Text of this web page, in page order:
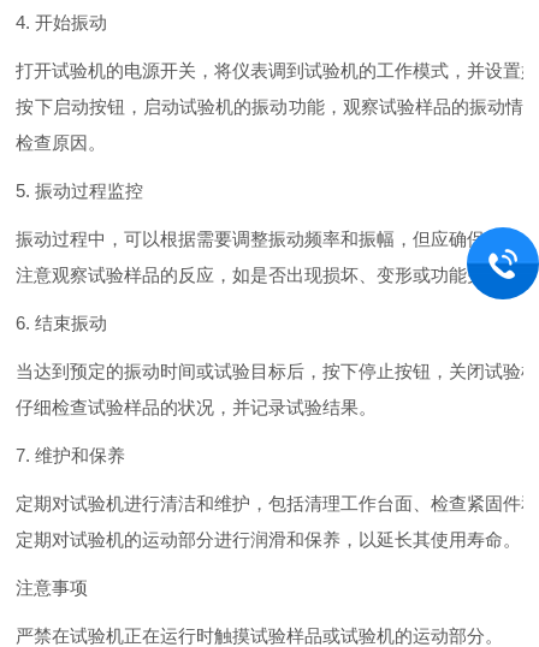
4. 开始振动
打开试验机的电源开关，将仪表调到试验机的工作模式，并设置
按下启动按钮，启动试验机的振动功能，观察试验样品的振动
检查原因。
5. 振动过程监控
振动过程中，可以根据需要调整振动频率和振幅，但应确保它们
注意观察试验样品的反应，如是否出现损坏、变形或功能失效等
6. 结束振动
当达到预定的振动时间或试验目标后，按下停止按钮，关闭试验
仔细检查试验样品的状况，并记录试验结果。
7. 维护和保养
定期对试验机进行清洁和维护，包括清理工作台面、检查紧固件
定期对试验机的运动部分进行润滑和保养，以延长其使用寿命。
注意事项
严禁在试验机正在运行时触摸试验样品或试验机的运动部分。